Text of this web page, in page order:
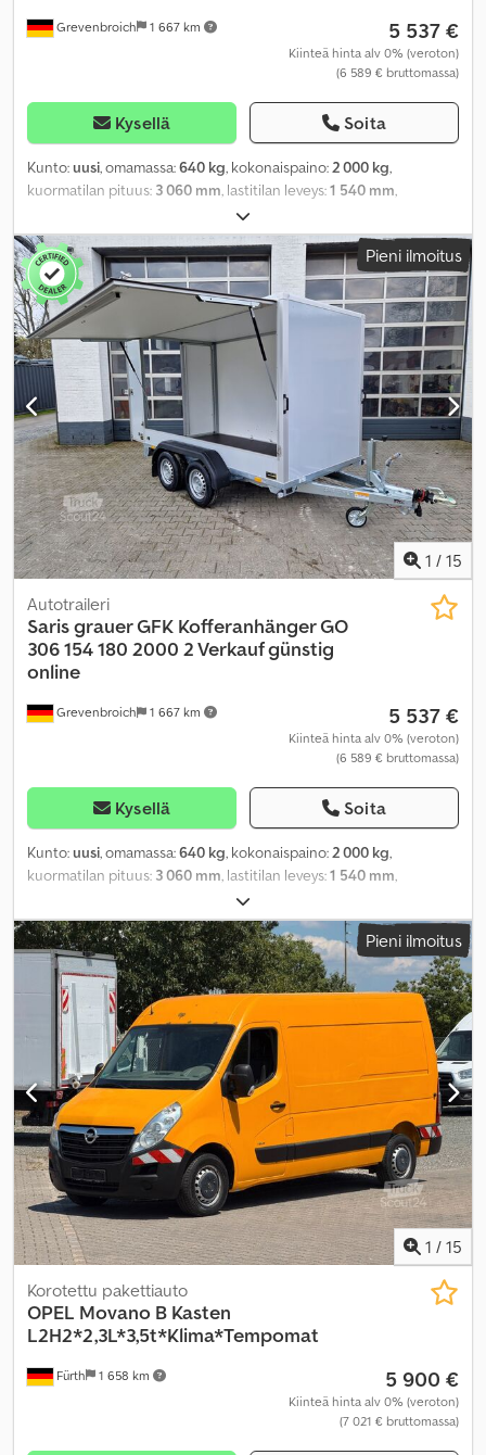
Grevenbroich 1 667 km 5 537 €
Kiinteä hinta alv 0% (veroton)
(6 589 € bruttomassa)
Kysellä Soita
Kunto:uusi, omamassa:640 kg, kokonaispaino: 2 000 kg,
kuormatilan pituus: 3 060 mm , lastitilan leveys:1 540 mm
, Valmistusvuosi:
Pieni ilmoitus
1 / 15
Grevenbroich 1 667 km
Autotraileri
Sarisgrauer GFK Kofferanhänger GO
306 154 180 2000 2 Verkauf günstig
online
5 537 €
Kiinteä hinta alv 0% (veroton)
(6 589 € bruttomassa)
Kysellä Soita
Kunto:uusi, omamassa:640 kg, kokonaispaino:2 000 kg,
kuormatilan pituus: 3 060 mm, lastitilan leveys:1 540 mm,
, Valmistusvuosi:
Pieni ilmoitus
1 / 15
Fürth 1 658 km
Korotettu pakettiauto
OPEL Movano B Kasten
L2H2*2,3L*3,5t*Klima*Tempomat
5 900 €
Kiinteä hinta alv 0% (veroton)
(7 021 € bruttomassa)